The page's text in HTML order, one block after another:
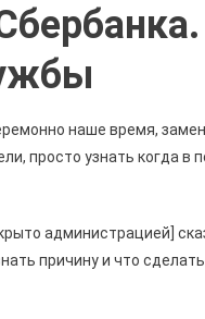
На
наше время,
просто узнать когда в
администрацией]
причину и что